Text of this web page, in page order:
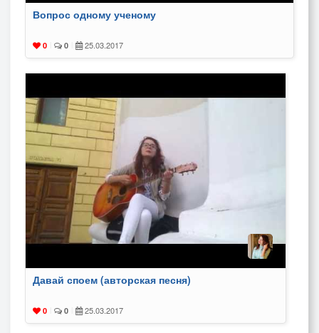
Вопрос одному ученому
0 0 25.03.2017
Давай споем (авторская песня)
0 0 25.03.2017